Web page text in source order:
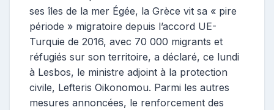
ses îles de la mer Égée, la Grèce vit sa « pire
période » migratoire depuis l’accord UE-
Turquie de 2016, avec 70 000 migrants et
réfugiés sur son territoire, a déclaré, ce lundi
à Lesbos, le ministre adjoint à la protection
civile, Lefteris Oikonomou. Parmi les autres
mesures annoncées, le renforcement des